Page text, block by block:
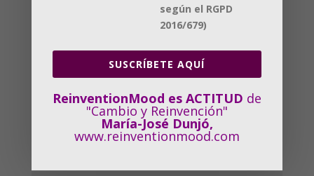
según el RGPD
2016/679)
SUSCRÍBETE AQUÍ
ReinventionMood es ACTITUD de
"Cambio y Reinvención"
María-José Dunjó,
www.reinventionmood.com